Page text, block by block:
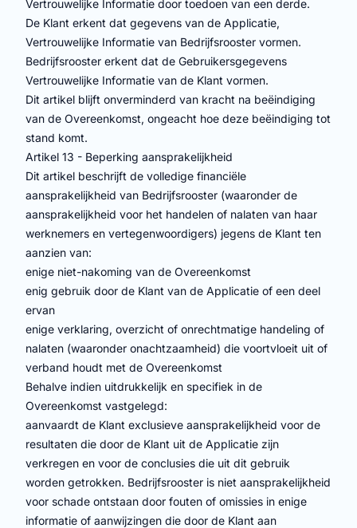
Vertrouwelijke Informatie door toedoen van een derde.
De Klant erkent dat gegevens van de Applicatie,
Vertrouwelijke Informatie van Bedrijfsrooster vormen.
Bedrijfsrooster erkent dat de Gebruikersgegevens
Vertrouwelijke Informatie van de Klant vormen.
Dit artikel blijft onverminderd van kracht na beëindiging
van de Overeenkomst, ongeacht hoe deze beëindiging tot
stand komt.
Artikel 13 - Beperking aansprakelijkheid
Dit artikel beschrijft de volledige financiële
aansprakelijkheid van Bedrijfsrooster (waaronder de
aansprakelijkheid voor het handelen of nalaten van haar
werknemers en vertegenwoordigers) jegens de Klant ten
aanzien van:
enige niet-nakoming van de Overeenkomst
enig gebruik door de Klant van de Applicatie of een deel
ervan
enige verklaring, overzicht of onrechtmatige handeling of
nalaten (waaronder onachtzaamheid) die voortvloeit uit of
verband houdt met de Overeenkomst
Behalve indien uitdrukkelijk en specifiek in de
Overeenkomst vastgelegd:
aanvaardt de Klant exclusieve aansprakelijkheid voor de
resultaten die door de Klant uit de Applicatie zijn
verkregen en voor de conclusies die uit dit gebruik
worden getrokken. Bedrijfsrooster is niet aansprakelijkheid
voor schade ontstaan door fouten of omissies in enige
informatie of aanwijzingen die door de Klant aan